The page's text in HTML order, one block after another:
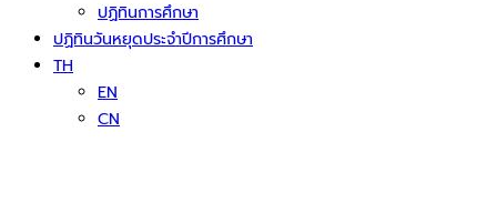
ปฏิทินการศึกษา
ปฏิทินวันหยุดประจำปีการศึกษา
TH
EN
CN